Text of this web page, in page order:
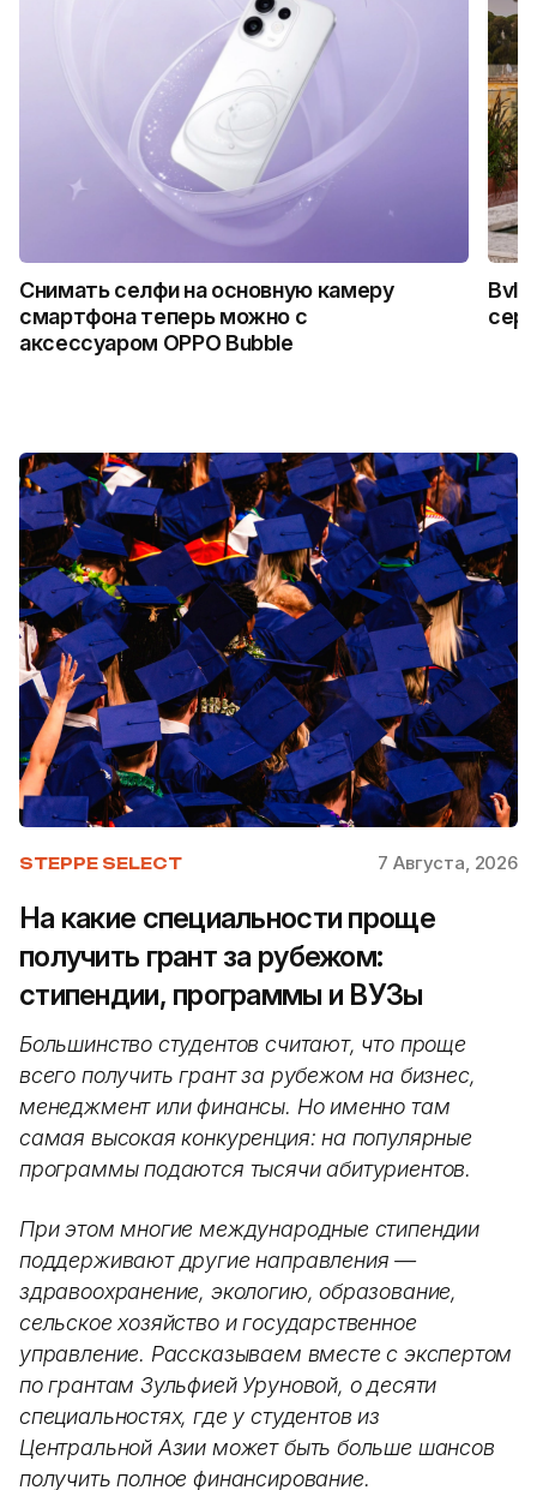
Снимать селфи на основную камеру
смартфона теперь можно с
аксессуаром OPPO Bubble
STEPPE SELECT 7 Августа, 2026
На какие специальности проще
получить грант за рубежом:
стипендии, программы и ВУЗы
Большинство студентов считают, что проще
всего получить грант за рубежом на бизнес,
менеджмент или финансы. Но именно там
самая высокая конкуренция: на популярные
программы подаются тысячи абитуриентов.
При этом многие международные стипендии
поддерживают другие направления —
здравоохранение, экологию, образование,
сельское хозяйство и государственное
управление. Рассказываем вместе с экспертом
по грантам Зульфией Уруновой, о десяти
специальностях, где у студентов из
Центральной Азии может быть больше шансов
получить полное финансирование.